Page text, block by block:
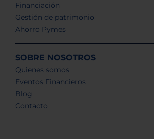
Financiación
Gestión de patrimonio
Ahorro Pymes
SOBRE NOSOTROS
Quienes somos
Eventos Financieros
Blog
Contacto